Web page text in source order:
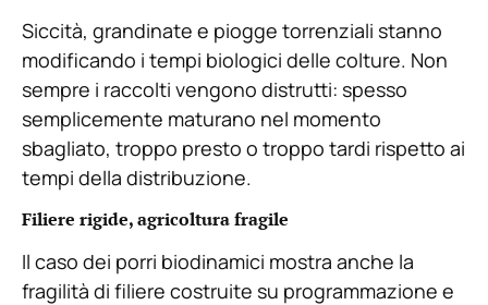
Siccità, grandinate e piogge torrenziali stanno
modificando i tempi biologici delle colture. Non
sempre i raccolti vengono distrutti: spesso
semplicemente maturano nel momento
sbagliato, troppo presto o troppo tardi rispetto ai
tempi della distribuzione.
Filiere rigide, agricoltura fragile
Il caso dei porri biodinamici mostra anche la
fragilità di filiere costruite su programmazione e